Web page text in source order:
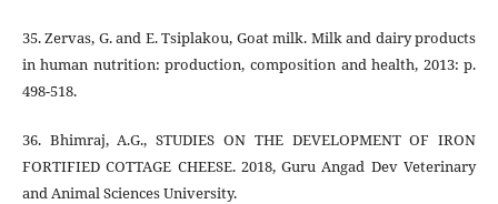
35. Zervas, G. and E. Tsiplakou, Goat milk. Milk and dairy products
in human nutrition: production, composition and health, 2013: p.
498-518.
36. Bhimraj, A.G., STUDIES ON THE DEVELOPMENT OF IRON
FORTIFIED COTTAGE CHEESE. 2018, Guru Angad Dev Veterinary
and Animal Sciences University.